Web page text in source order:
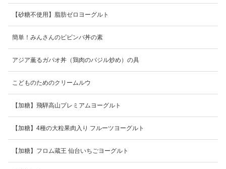
【砂糖不使用】脂肪ゼロヨーグルト
簡単！みんさんのビビンバ丼の素
アジア薫るガパオ丼（鶏肉のバジル炒め）の具
こどものためのクリームルウ
【加糖】飛騨高山プレミアムヨーグルト
【加糖】4種の大粒果肉入り フルーツヨーグルト
【加糖】フロム蔵王 仙台いちごヨーグルト